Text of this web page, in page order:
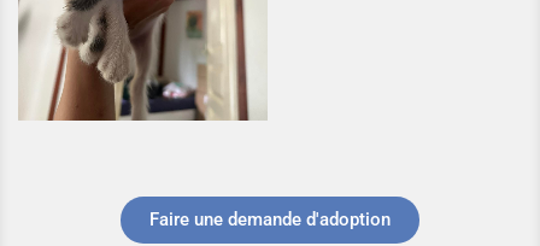
Faire une demande d'adoption